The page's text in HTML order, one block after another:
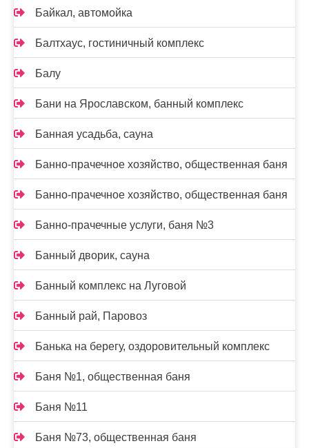
Байкал, автомойка
Балтхаус, гостиничный комплекс
Балу
Бани на Ярославском, банный комплекс
Банная усадьба, сауна
Банно-прачечное хозяйство, общественная баня
Банно-прачечное хозяйство, общественная баня
Банно-прачечные услуги, баня №3
Банный дворик, сауна
Банный комплекс на Луговой
Банный рай, Паровоз
Банька на берегу, оздоровительный комплекс
Баня №1, общественная баня
Баня №11
Баня №73, общественная баня